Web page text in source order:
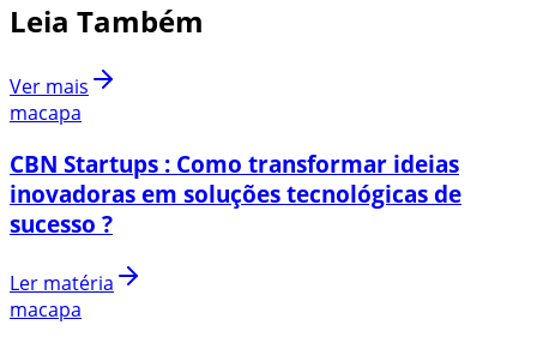
Leia Também
Ver mais
macapa
CBN Startups : Como transformar ideias
inovadoras em soluções tecnológicas de
sucesso ?
Ler matéria
macapa